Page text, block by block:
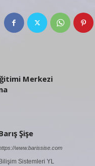
Merkezi
Şişe
www.barissise.com
Bilişim Sistemleri YL